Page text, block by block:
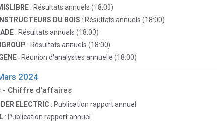
: Résultats annuels (18:00)
DU BOIS : Résultats annuels (18:00)
: Résultats annuels (18:00)
: Résultats annuels (18:00)
: Réunion d'analystes annuelle (18:00)
2024
- Chiffre d'affaires
ELECTRIC : Publication rapport annuel
: Publication rapport annuel